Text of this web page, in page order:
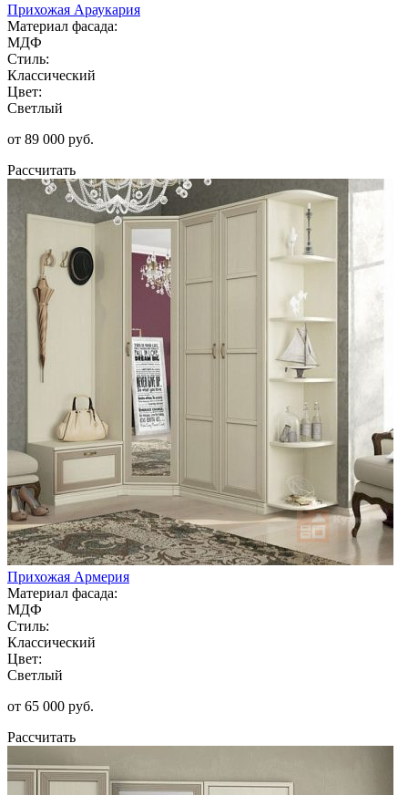
Прихожая Араукария
Материал фасада:
МДФ
Стиль:
Классический
Цвет:
Светлый
от 89 000 руб.
Рассчитать
Прихожая Армерия
Материал фасада:
МДФ
Стиль:
Классический
Цвет:
Светлый
от 65 000 руб.
Рассчитать